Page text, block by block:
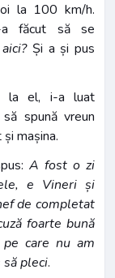
la 100 km/h.
a făcut să se
Și a și pus
la el, i-a luat
spună vreun
mașina.
A fost o zi
e Vineri și
de completat
foarte bună
care nu am
să pleci.